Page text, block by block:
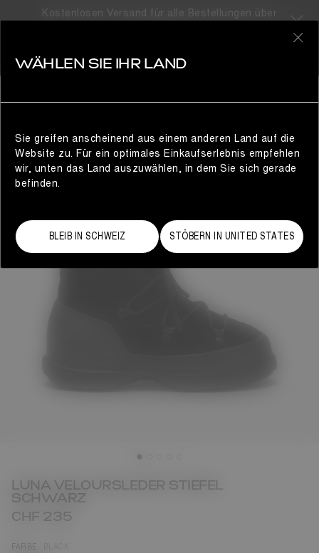
Kostenlosen Versand für alle Bestellungen über
LUNA VELOURSLEDER STIEFEL
SCHWARZ
CHF 235
FARBE
WÄHLEN SIE IHR LAND
Sie greifen anscheinend aus einem anderen Land auf die
Website zu. Für ein optimales Einkaufserlebnis empfehlen
wir, unten das Land auszuwählen, in dem Sie sich gerade
befinden.
BLEIB IN SCHWEIZ STÖBERN IN UNITED STATES